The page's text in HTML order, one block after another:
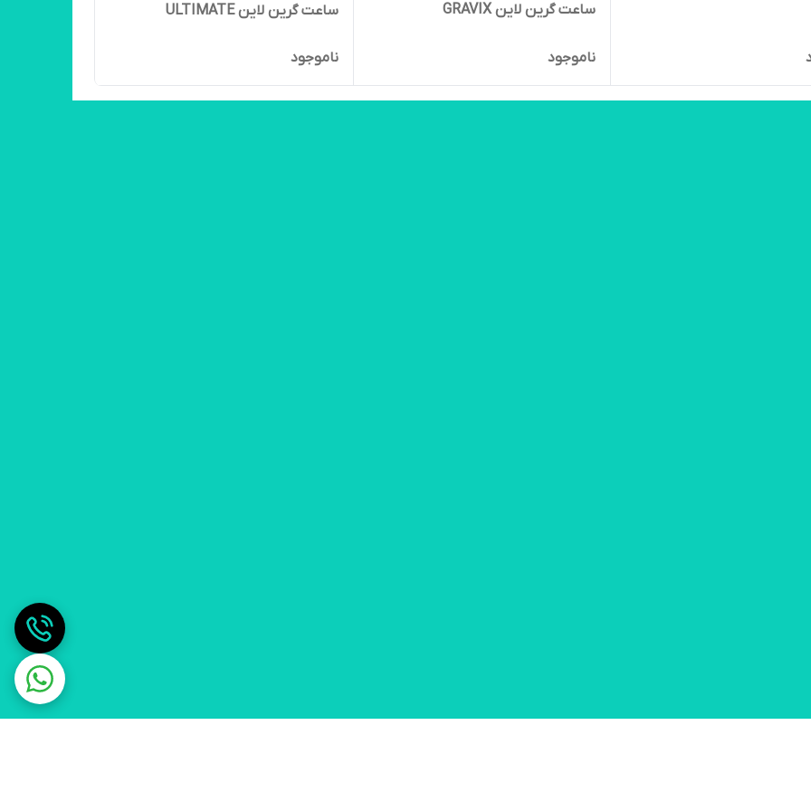
ساعت گرین لاین GRAVIX
ناموجود
ساعت گرین لاین ULTIMATE
ناموجود